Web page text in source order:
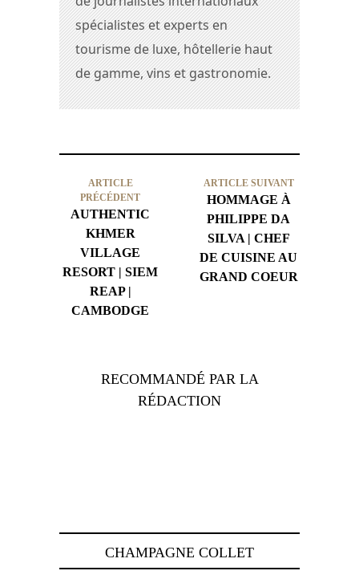
spécialistes et experts en
tourisme de luxe, hôtellerie haut
de gamme, vins et gastronomie.
ARTICLE
PRÉCÉDENT
AUTHENTIC
KHMER
VILLAGE
RESORT | SIEM
REAP |
CAMBODGE
ARTICLE SUIVANT
HOMMAGE À
PHILIPPE DA
SILVA | CHEF
DE CUISINE AU
GRAND COEUR
RECOMMANDÉ PAR LA
RÉDACTION
CHAMPAGNE COLLET